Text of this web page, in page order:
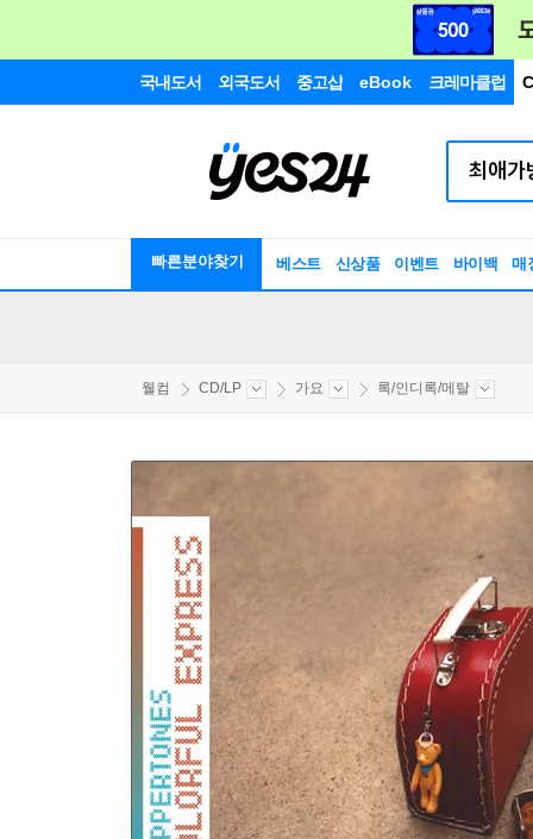
국내도서 외국도서 중고샵 eBook 크레마클럽
빠른분야찾기 베스트 신상품 이벤트 바이백 매
웰컴 CD/LP 가요 록/인디록/메탈